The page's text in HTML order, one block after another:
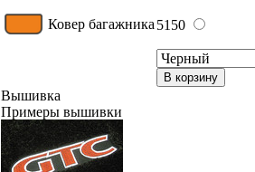
Ковер багажника 5150
В корзину
Вышивка
Примеры вышивки